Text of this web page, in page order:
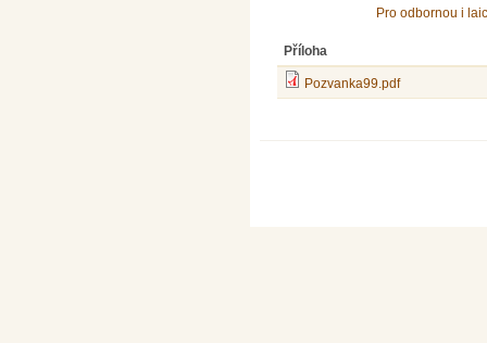
Pro odbornou i
Příloha
Pozvanka99.pdf